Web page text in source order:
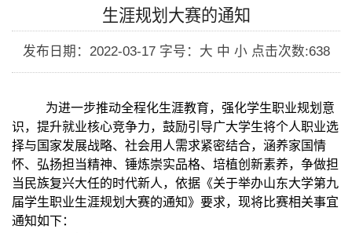
生涯规划大赛的通知
发布日期：2022-03-17 字号：大 中 小 点击次数:638
为进一步推动全程化生涯教育，强化学生职业规划意
识，提升就业核心竞争力，鼓励引导广大学生将个人职业选
择与国家发展战略、社会用人需求紧密结合，涵养家国情
怀、弘扬担当精神、锤炼崇实品格、培植创新素养，争做担
当民族复兴大任的时代新人，依据《关于举办山东大学第九
届学生职业生涯规划大赛的通知》要求，现将比赛相关事宜
通知如下：